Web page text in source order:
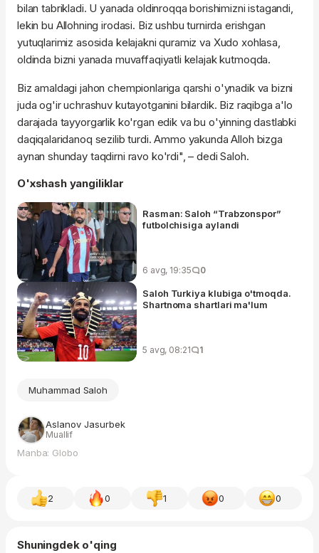
bilan tabrikladi. U yanada oldinroqqa borishimizni istagandi,
lekin bu Allohning irodasi. Biz ushbu turnirda erishgan
yutuqlarimiz asosida kelajakni quramiz va Xudo xohlasa,
oldinda bizni yanada muvaffaqiyatli kelajak kutmoqda.
Biz amaldagi jahon chempionlariga qarshi o'ynadik va bizni
juda og'ir uchrashuv kutayotganini bilardik. Biz raqibga a'lo
darajada tayyorgarlik ko'rgan edik va bu o'yinning dastlabki
daqiqalaridanoq sezilib turdi. Ammo yakunda Alloh bizga
aynan shunday taqdirni ravo ko'rdi", – dedi Saloh.
O'xshash yangiliklar
Rasman: Saloh “Trabzonspor”
futbolchisiga aylandi
6 avg, 19:35 0
Saloh Turkiya klubiga o'tmoqda.
Shartnoma shartlari ma'lum
5 avg, 08:21 1
Muhammad Saloh
Aslanov Jasurbek
Muallif
Manba: Globo
2 0 1 0 0
Shuningdek o'qing